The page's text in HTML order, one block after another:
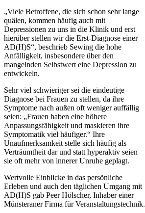
„Viele Betroffene, die sich schon sehr lange
quälen, kommen häufig auch mit
Depressionen zu uns in die Klinik und erst
hierüber stellen wir die Erst-Diagnose einer
AD(H)S“, beschrieb Sewing die hohe
Anfälligkeit, insbesondere über den
mangelnden Selbstwert eine Depression zu
entwickeln.
Sehr viel schwieriger sei die eindeutige
Diagnose bei Frauen zu stellen, da ihre
Symptome nach außen oft weniger auffällig
seien: „Frauen haben eine höhere
Anpassungsfähigkeit und maskieren ihre
Symptomatik viel häufiger.“ Ihre
Unaufmerksamkeit stelle sich häufig als
Verträumtheit dar und statt hyperaktiv seien
sie oft mehr von innerer Unruhe geplagt.
Wertvolle Einblicke in das persönliche
Erleben und auch den täglichen Umgang mit
AD(H)S gab Peer Hölscher, Inhaber einer
Münsteraner Firma für Veranstaltungstechnik.